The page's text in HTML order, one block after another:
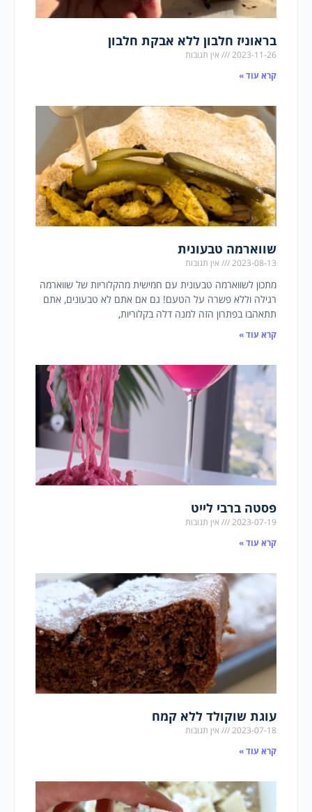
בראוניז חלבון ללא אבקת חלבון
2023-11-26
אין תגובות
קרא עוד »
שווארמה טבעונית
2023-08-13 אין תגובות
מתכון לשווארמה טבעונית עם חמישית מהקלוריות של שווארמה
רגילה וללא פשרה על הטעם! גם אם אתם לא טבעונים, אתם
תתאהבו בפתרון הזה למנה דלה בקלוריות,
קרא עוד »
פסטה ברבי לייט
2023-07-19
אין תגובות
קרא עוד »
עוגת שוקולד ללא קמח
2023-07-18
אין תגובות
קרא עוד »